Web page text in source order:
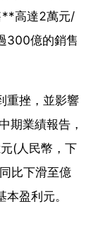
**高達2萬元/
300億的銷售
重挫，並影響
期業績報告，
(人民幣，下
比下滑至億
盈利元。